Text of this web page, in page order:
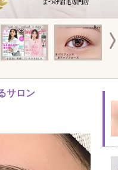
サロン